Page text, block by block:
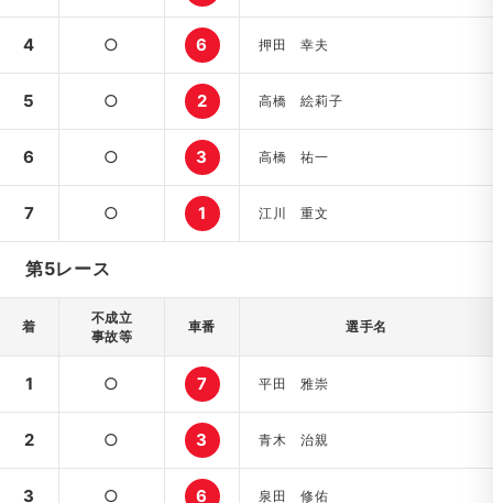
4 ○ 6 押田 幸夫
5 ○ 2 高橋 絵莉子
6 ○ 3 高橋 祐一
7 ○ 1 江川 重文
第5レース
着
不成立
事故等
車番 選手名
1 ○ 7 平田 雅崇
2 ○ 3 青木 治親
3 ○ 6 泉田 修佑